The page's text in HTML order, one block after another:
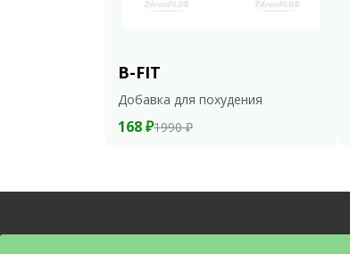
B-FIT
Добавка для похудения
168 ₽1990 ₽